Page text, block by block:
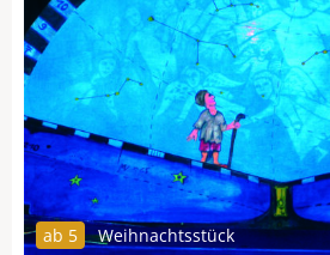
ab 5 Weihnachtsstück